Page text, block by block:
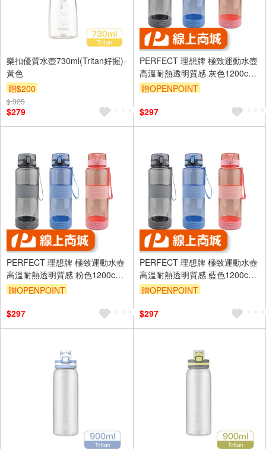
樂扣優質水壺730ml(Tritan好握)-
黃色
贈$200
$ 325
$279
PERFECT 理想牌 極致運動水壺
高溫耐熱透明質感 灰色1200cc-
Leidea樂德兒
贈OPENPOINT
$297
PERFECT 理想牌 極致運動水壺
高溫耐熱透明質感 粉色1200cc-
Leidea樂德兒
贈OPENPOINT
$297
PERFECT 理想牌 極致運動水壺
高溫耐熱透明質感 藍色1200cc-
Leidea樂德兒
贈OPENPOINT
$297